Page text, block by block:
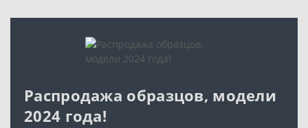
Распродажа образцов, модели
2024 года!